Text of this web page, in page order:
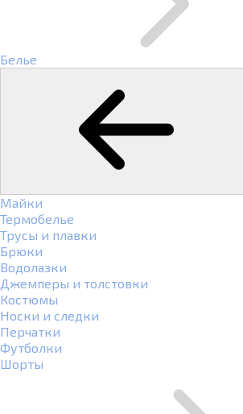
Белье
Майки
Термобелье
Трусы и плавки
Брюки
Водолазки
Джемперы и толстовки
Костюмы
Носки и следки
Перчатки
Футболки
Шорты